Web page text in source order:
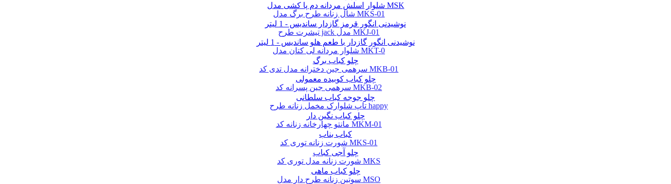
شال زنانه طرح برگ مدل MKS-01
تیشرت طرح jack مدل MKJ-01
شلوار مردانه لی کتان مدل MKT-0
سرهمی جین دخترانه مدل تدی کد MKB-01
سرهمی جین پسرانه کد MKB-02
تاپ شلوارک مخمل زنانه طرح happy
مانتو چهارخانه زنانه کد MKM-01
شورت زنانه توری کد MKS-01
شورت زنانه مدل توری کد MKS
سوتین زنانه طرح دار مدل MSO
شلوار اسلش مردانه دم پا کشی مدل MSK
نوشیدنی انگور قرمز گازدار ساندیس - 1 لیتر
نوشیدنی انگور گازدار با طعم هلو ساندیس - 1 لیتر
چلو کباب برگ
چلو کباب کوبیده معمولی
چلو جوجه کباب سلطانی
چلو کباب نگین دار
کباب بناب
چلو آجی کباب
چلو کباب ماهی